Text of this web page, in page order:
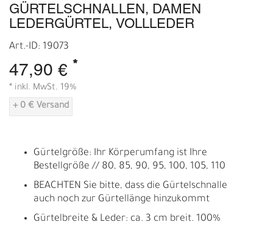
GÜRTELSCHNALLEN, DAMEN
LEDERGÜRTEL, VOLLLEDER
Art.-ID: 19073
47,90 € *
* inkl. MwSt. 19%
+ 0 € Versand
Gürtelgröße: Ihr Körperumfang ist Ihre
Bestellgröße // 80, 85, 90, 95, 100, 105, 110
BEACHTEN Sie bitte, dass die Gürtelschnalle
auch noch zur Gürtellänge hinzukommt
Gürtelbreite & Leder: ca. 3 cm breit. 100%